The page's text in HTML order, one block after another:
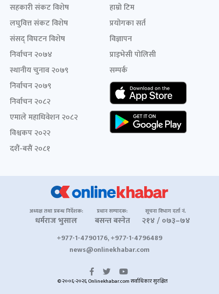
सहकारी संकट विशेष
लघुवित्त संकट विशेष
संसद् विघटन विशेष
निर्वाचन २०७४
स्थानीय चुनाव २०७९
निर्वाचन २०७९
निर्वाचन २०८२
एमाले महाधिवेशन २०८२
विश्वकप २०२२
दशैं-बसैं २०८१
हाम्रो टिम
प्रयोगका सर्त
विज्ञापन
प्राइभेसी पोलिसी
सम्पर्क
अध्यक्ष तथा प्रबन्ध निर्देशक:
धर्मराज भुसाल
प्रधान सम्पादक:
बसन्त बस्नेत
सूचना विभाग दर्ता नं.
२१४ / ०७३–७४
+977-1-4790176, +977-1-4796489
news@onlinekhabar.com
© २००६-२०२६ Onlinekhabar.com सर्वाधिकार सुरक्षित